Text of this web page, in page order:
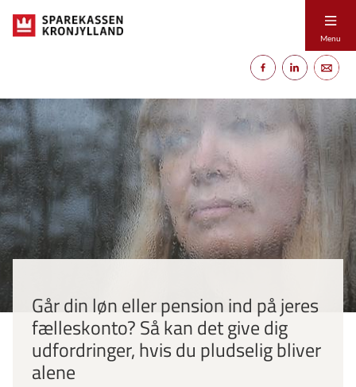
Menu
Går din løn eller pension ind på jeres
fælleskonto? Så kan det give dig
udfordringer, hvis du pludselig bliver
alene